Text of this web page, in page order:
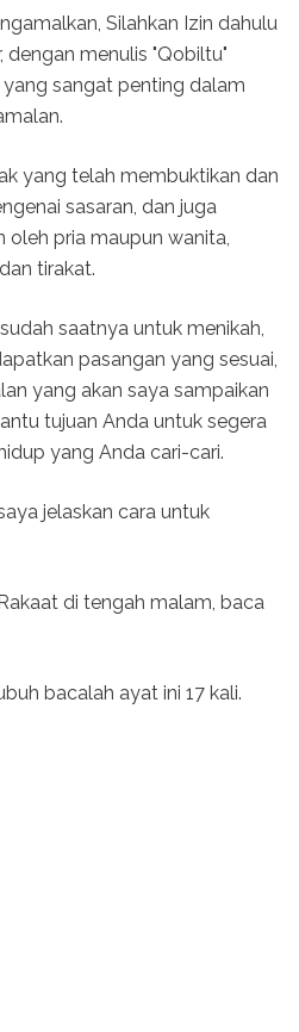
Silahkan Izin dahulu
menulis "Qobiltu"
sangat penting dalam
yang telah membuktikan dan
sasaran, dan juga
pria maupun wanita,
tirakat.
saatnya untuk menikah,
pasangan yang sesuai,
yang akan saya sampaikan
tujuan Anda untuk segera
yang Anda cari-cari.
jelaskan cara untuk
di tengah malam, baca
bacalah ayat ini 17 kali.